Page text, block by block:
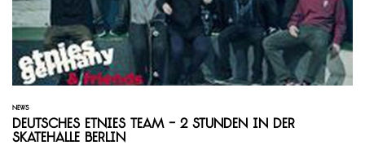
NEWS
Deutsches Etnies Team - 2 Stunden in der
Skatehalle Berlin